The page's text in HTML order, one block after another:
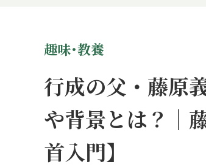
趣味･教養
行成の父・藤原
や背景とは？｜
首入門】